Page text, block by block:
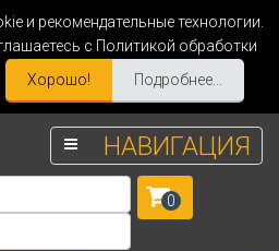
и рекомендательные технологии.
с Политикой обработки
Хорошо! Подробнее...
НАВИГАЦИЯ
0